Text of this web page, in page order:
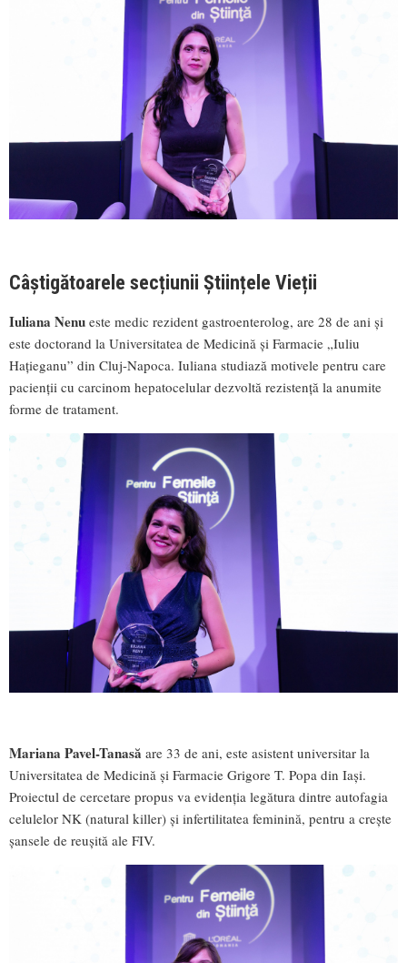
Câștigătoarele secțiunii Științele Vieții
Iuliana Nenu este medic rezident gastroenterolog, are 28 de ani și
este doctorand la Universitatea de Medicină și Farmacie „Iuliu
Hațieganu” din Cluj-Napoca. Iuliana studiază motivele pentru care
pacienții cu carcinom hepatocelular dezvoltă rezistență la anumite
forme de tratament.
Mariana Pavel-Tanasă are 33 de ani, este asistent universitar la
Universitatea de Medicină și Farmacie Grigore T. Popa din Iași.
Proiectul de cercetare propus va evidenția legătura dintre autofagia
celulelor NK (natural killer) și infertilitatea feminină, pentru a crește
șansele de reușită ale FIV.